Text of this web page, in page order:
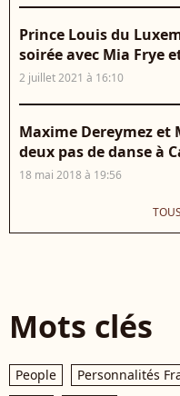
Prince Louis du
soirée avec Mia Frye
2 juillet 2021 à 16:10
Maxime Dereymez et
deux pas de danse à
18 mai 2018 à 19:56
Mots clés
People Personnalités